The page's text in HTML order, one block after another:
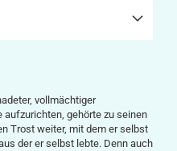
vollmächtiger
aufzurichten, gehörte zu seinen
Trost weiter, mit dem er selbst
der er selbst lebte. Denn auch